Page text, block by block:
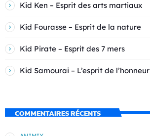
Kid Ken – Esprit des arts martiaux
Kid Fourasse – Esprit de la nature
Kid Pirate – Esprit des 7 mers
Kid Samourai – L’esprit de l’honneur
COMMENTAIRES RÉCENTS